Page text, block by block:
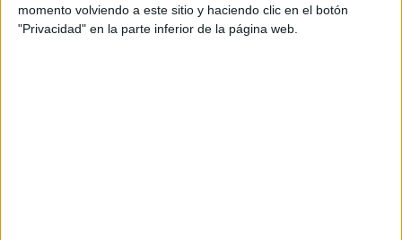
momento volviendo a este sitio y haciendo clic en el botón
"Privacidad" en la parte inferior de la página web.
Aceptolos Términos y Condicionesde uso*